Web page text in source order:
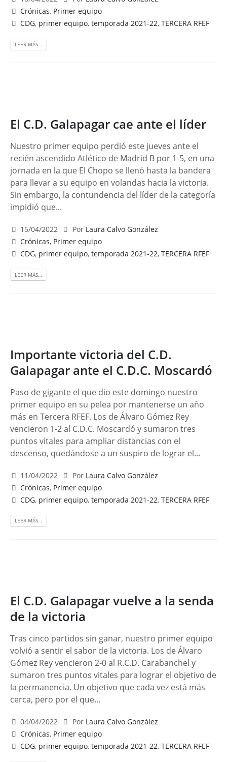
Crónicas, Primer equipo
CDG, primer equipo,temporada 2021-22,TERCERA RFEF
LEER MÁS…
El C.D. Galapagar cae ante el líder
Nuestro primer equipo perdió este jueves ante el
recién ascendido Atlético de Madrid B por 1-5, en una
jornada en la que El Chopo se llenó hasta la bandera
para llevar a su equipo en volandas hacia la victoria.
Sin embargo, la contundencia del líder de la categoría
impidió que...
15/04/2022 Por Laura Calvo González
Crónicas, Primer equipo
CDG, primer equipo,temporada 2021-22,TERCERA RFEF
LEER MÁS…
Importante victoria del C.D.
Galapagar ante el C.D.C. Moscardó
Paso de gigante el que dio este domingo nuestro
primer equipo en su pelea por mantenerse un año
más en Tercera RFEF. Los de Álvaro Gómez Rey
vencieron 1-2 al C.D.C. Moscardó y sumaron tres
puntos vitales para ampliar distancias con el
descenso, quedándose a un suspiro de lograr el...
11/04/2022 Por Laura Calvo González
Crónicas, Primer equipo
CDG, primer equipo,temporada 2021-22,TERCERA RFEF
LEER MÁS…
El C.D. Galapagar vuelve a la senda
de la victoria
Tras cinco partidos sin ganar, nuestro primer equipo
volvió a sentir el sabor de la victoria. Los de Álvaro
Gómez Rey vencieron 2-0 al R.C.D. Carabanchel y
sumaron tres puntos vitales para lograr el objetivo de
la permanencia. Un objetivo que cada vez está más
cerca, pero por el que...
04/04/2022 Por Laura Calvo González
Crónicas, Primer equipo
CDG, primer equipo,temporada 2021-22,TERCERA RFEF